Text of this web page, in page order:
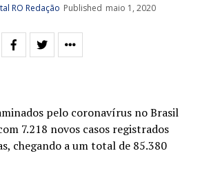
RO Redação Published maio 1, 2020
pelo coronavírus no Brasil
7.218 novos casos registrados
chegando a um total de 85.380